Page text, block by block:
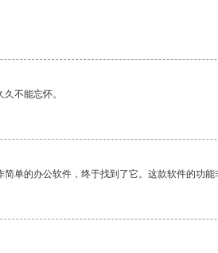
不能忘怀。
单的办公软件，终于找到了它。这款软件的功